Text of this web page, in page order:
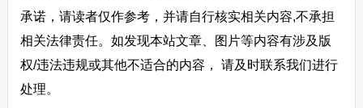
承诺，请读者仅作参考，并请自行核实相关内容,不承担
相关法律责任。如发现本站文章、图片等内容有涉及版
权/违法违规或其他不适合的内容， 请及时联系我们进行
处理。